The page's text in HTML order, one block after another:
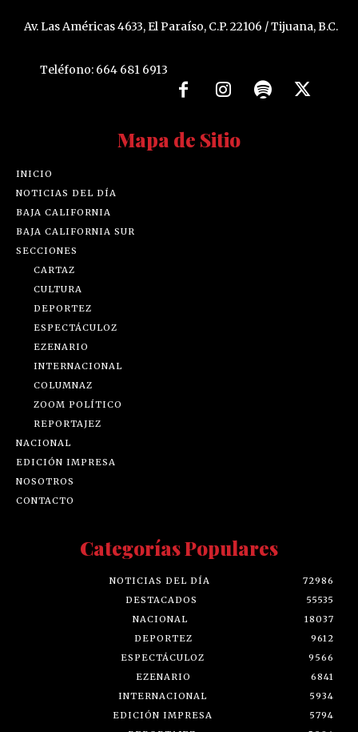
Av. Las Américas 4633, El Paraíso, C.P. 22106 / Tijuana, B.C.
Teléfono: 664 681 6913
Mapa de Sitio
INICIO
NOTICIAS DEL DÍA
BAJA CALIFORNIA
BAJA CALIFORNIA SUR
SECCIONES
CARTAZ
CULTURA
DEPORTEZ
ESPECTÁCULOZ
EZENARIO
INTERNACIONAL
COLUMNAZ
ZOOM POLÍTICO
REPORTAJEZ
NACIONAL
EDICIÓN IMPRESA
NOSOTROS
CONTACTO
Categorías Populares
NOTICIAS DEL DÍA
72986
DESTACADOS
55535
NACIONAL
18037
DEPORTEZ
9612
ESPECTÁCULOZ
9566
EZENARIO
6841
INTERNACIONAL
5934
EDICIÓN IMPRESA
5794